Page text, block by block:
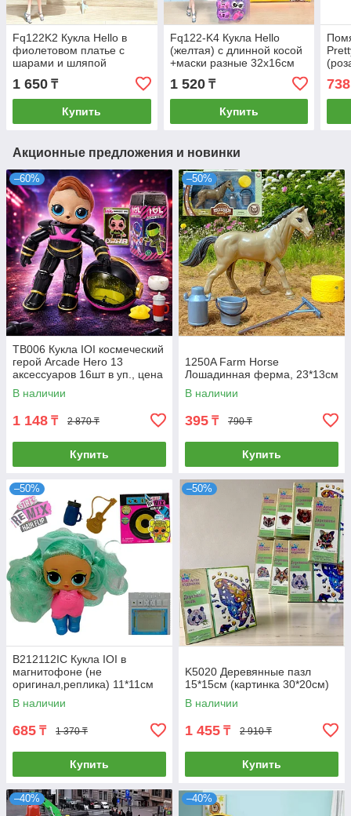
Fq122K2 Кукла Hello в
фиолетовом платье с
шарами и шляпой
(руки,колени сгибаются)
32х16см
1 650 ₸
Купить
Fq122-K4 Кукла Hello
(желтая) с длинной косой
+маски разные 32х16см
1 520₸
Купить
738
Акционные предложения и новинки
–60%
TB006 Кукла IOI космеческий
герой Arcade Hero 13
аксессуаров 16шт в уп., цена
за 1шт
В наличии
1 148 ₸ 2 870 ₸
Купить
–50%
1250A Farm Horse
Лошадинная ферма, 23*13см
В наличии
395 ₸ 790 ₸
Купить
–50%
B212112IC Кукла IOI в
магнитофоне (не
оригинал,реплика) 11*11см
В наличии
685 ₸ 1 370 ₸
Купить
–50%
K5020 Деревянные пазл
15*15см (картинка 30*20см)
В наличии
1 455 ₸ 2 910 ₸
Купить
–40% –40%